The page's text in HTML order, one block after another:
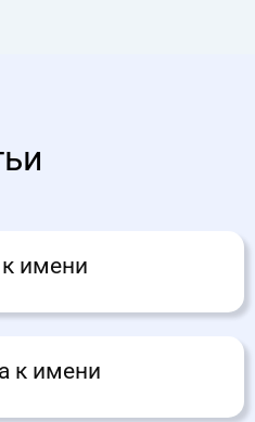
к имени
к имени